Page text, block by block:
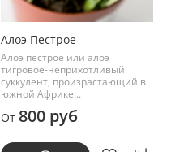
Алоэ Пестрое
Алоэ пестрое или алоэ
тигровое-неприхотливый
суккулент, произрастающий в
южной Африке...
От 800 руб